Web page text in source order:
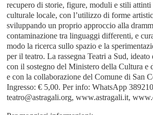
recupero di storie, figure, moduli e stili attinti
culturale locale, con l’utilizzo di forme
sviluppando un proprio approccio alla
contaminazione tra linguaggi differenti, e
modo la ricerca sullo spazio e la
per il teatro. La rassegna Teatri a Sud, ideato
con il sostegno del Ministero della Cultura e
e con la collaborazione del Comune di San
Ingresso: € 5,00. Per info: WhatsApp
teatro@astragali.org, www.astragali.it,